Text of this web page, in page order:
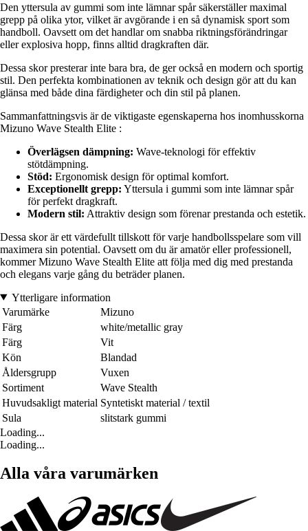
Den yttersula av gummi som inte lämnar spår säkerställer maximal
grepp på olika ytor, vilket är avgörande i en så dynamisk sport som
handboll. Oavsett om det handlar om snabba riktningsförändringar
eller explosiva hopp, finns alltid dragkraften där.
Dessa skor presterar inte bara bra, de ger också en modern och sportig
stil. Den perfekta kombinationen av teknik och design gör att du kan
glänsa med både dina färdigheter och din stil på planen.
Sammanfattningsvis är de viktigaste egenskaperna hos inomhusskorna
Mizuno Wave Stealth Elite :
Överlägsen dämpning: Wave-teknologi för effektiv
stötdämpning.
Stöd: Ergonomisk design för optimal komfort.
Exceptionellt grepp: Yttersula i gummi som inte lämnar spår
för perfekt dragkraft.
Modern stil: Attraktiv design som förenar prestanda och estetik.
Dessa skor är ett värdefullt tillskott för varje handbollsspelare som vill
maximera sin potential. Oavsett om du är amatör eller professionell,
kommer Mizuno Wave Stealth Elite att följa med dig med prestanda
och elegans varje gång du beträder planen.
Ytterligare information
Varumärke
Mizuno
Färg
white/metallic gray
Färg
Vit
Kön
Blandad
Åldersgrupp
Vuxen
Sortiment
Wave Stealth
Huvudsakligt material Syntetiskt material / textil
Sula
slitstark gummi
Loading...
Loading...
Alla våra varumärken